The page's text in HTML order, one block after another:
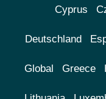
Cyprus
Deutschland
Global Greece